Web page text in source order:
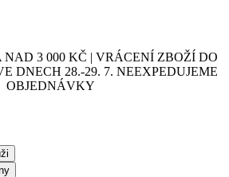
3 000 KČ | VRÁCENÍ ZBOŽÍ DO
DNECH 28.-29. 7. NEEXPEDUJEME
OBJEDNÁVKY